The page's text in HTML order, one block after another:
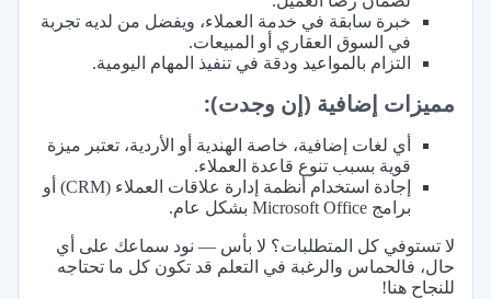
خبرة سابقة في خدمة العملاء، ويفضل من لديه تجربة
في السوق العقاري أو المبيعات.
التزام بالمواعيد ودقة في تنفيذ المهام اليومية.
مميزات إضافية (إن وجدت):
أي لغات إضافية، خاصة الهندية أو الأردية، تعتبر ميزة
قوية بسبب تنوع قاعدة العملاء.
إجادة استخدام أنظمة إدارة علاقات العملاء (CRM) أو
برامج Microsoft Office بشكل عام.
لا تستوفي كل المتطلبات؟ لا بأس — نود سماعك على أي
حال، فالحماس والرغبة في التعلم قد تكون كل ما تحتاجه
للنجاح هنا!